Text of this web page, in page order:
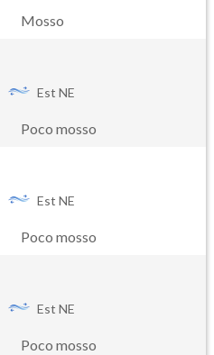
Mosso
Est NE
Poco mosso
Est NE
Poco mosso
Est NE
Poco mosso